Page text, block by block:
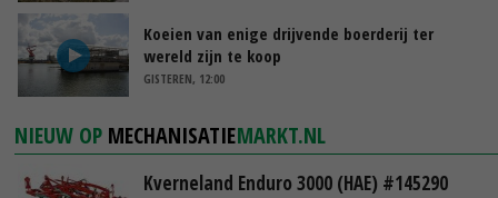
Koeien van enige drijvende boerderij ter
wereld zijn te koop
GISTEREN, 12:00
NIEUW OP MECHANISATIEMARKT.NL
Kverneland Enduro 3000 (HAE) #145290